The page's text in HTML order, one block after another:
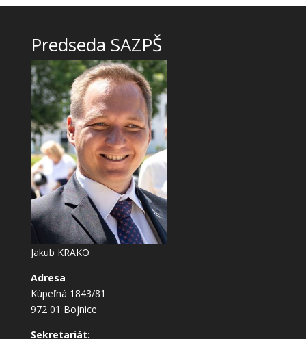
Predseda SAZPŠ
Jakub KRAKO
Adresa
Kúpeľná 1843/81
972 01 Bojnice
Sekretariát: